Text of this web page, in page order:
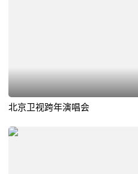
北京卫视跨年演唱会